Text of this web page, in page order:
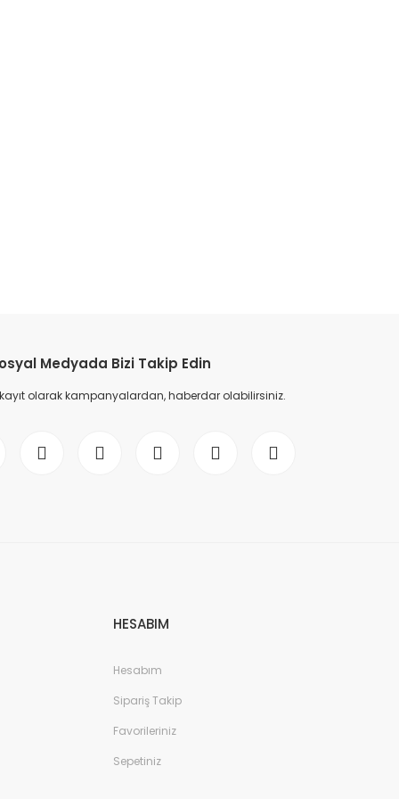
Medyada Bizi Takip Edin
olarak kampanyalardan, haberdar olabilirsiniz.
HESABIM
Hesabım
Sipariş Takip
Favorileriniz
Sepetiniz